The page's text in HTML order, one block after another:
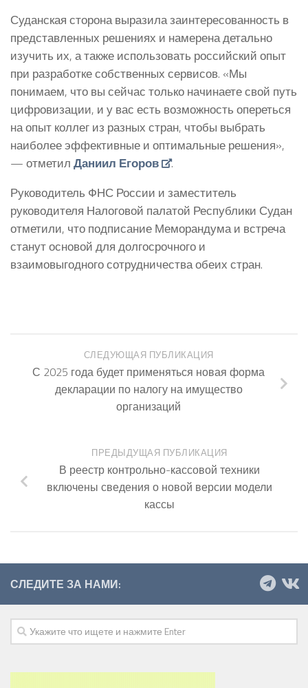
Суданская сторона выразила заинтересованность в
представленных решениях и намерена детально
изучить их, а также использовать российский опыт
при разработке собственных сервисов. «Мы
понимаем, что вы сейчас только начинаете свой путь
цифровизации, и у вас есть возможность опереться
на опыт коллег из разных стран, чтобы выбрать
наиболее эффективные и оптимальные решения»,
— отметил Даниил Егоров
.
Руководитель ФНС России и заместитель
руководителя Налоговой палатой Республики Судан
отметили, что подписание Меморандума и встреча
станут основой для долгосрочного и
взаимовыгодного сотрудничества обеих стран.
СЛЕДУЮЩАЯ ПУБЛИКАЦИЯ
С 2025 года будет применяться новая форма
декларации по налогу на имущество
организаций
ПРЕДЫДУЩАЯ ПУБЛИКАЦИЯ
В реестр контрольно-кассовой техники
включены сведения о новой версии модели
кассы
СЛЕДИТЕ ЗА НАМИ: